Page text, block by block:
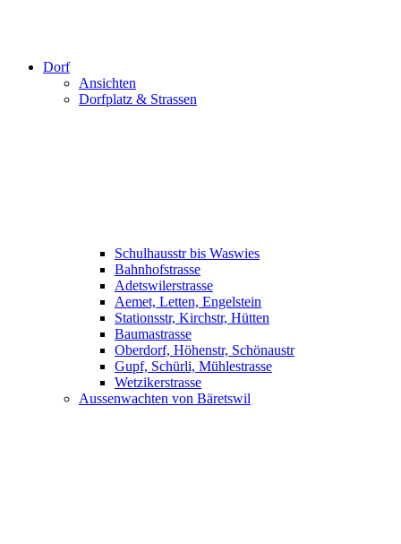
Dorf
Ansichten
Dorfplatz & Strassen
Schulhausstr bis Waswies
Bahnhofstrasse
Adetswilerstrasse
Aemet, Letten, Engelstein
Stationsstr, Kirchstr, Hütten
Baumastrasse
Oberdorf, Höhenstr, Schönaustr
Gupf, Schürli, Mühlestrasse
Wetzikerstrasse
Aussenwachten von Bäretswil